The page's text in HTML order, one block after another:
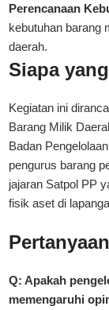
Perencanaan
kebutuhan barang
daerah.
Siapa
Kegiatan ini
Barang Milik
Badan
pengurus barang
jajaran Satpol PP
fisik aset di
Q: Apakah
memengaruhi